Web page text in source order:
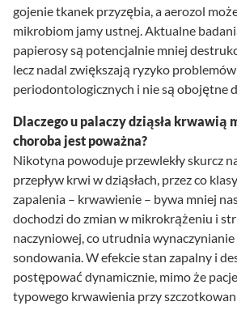
gojenie tkanek przyzębia, a aerozol
mikrobiom jamy ustnej. Aktualne
papierosy są potencjalnie mniej
lecz nadal zwiększają ryzyko problemów
periodontologicznych i nie są obojętne
Dlaczego u palaczy dziąsła krwawią
choroba jest poważna?
Nikotyna powoduje przewlekły skurcz
przepływ krwi w dziąsłach, przez co
zapalenia – krwawienie – bywa mniej
dochodzi do zmian w mikrokrążeniu i
naczyniowej, co utrudnia
sondowania. W efekcie stan zapalny i
postępować dynamicznie, mimo że
typowego krwawienia przy